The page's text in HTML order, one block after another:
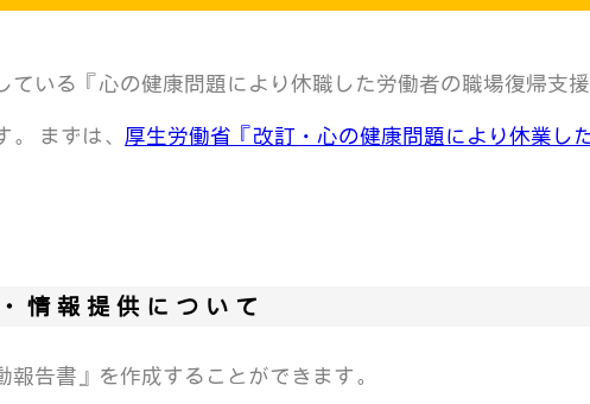
ている『心の健康問題により休職した労働者の職場復帰支
まずは、 厚生労働省『改訂・心の健康問題により休業し
情報提供について
告書』を作成することができます。